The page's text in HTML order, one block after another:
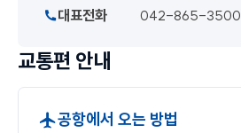
대표전화 042-865-3500
교통편 안내
공항에서 오는 방법